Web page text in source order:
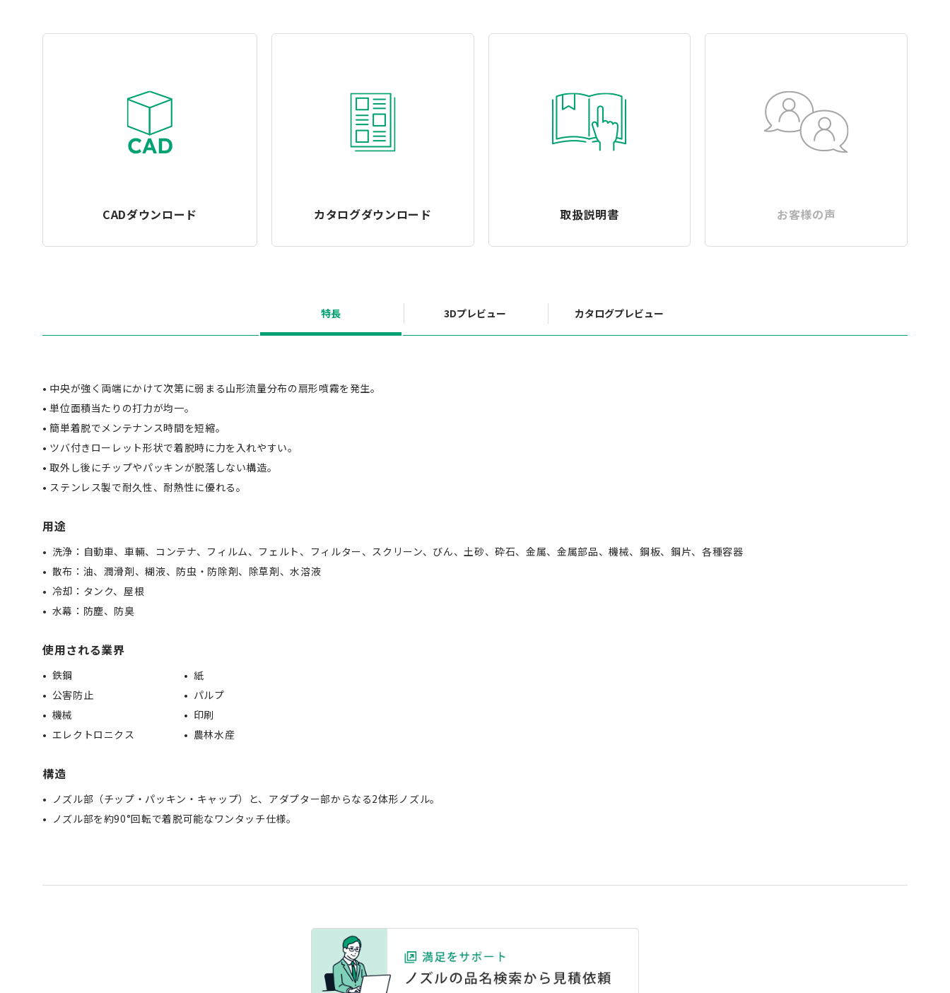
CADダウンロード カタログダウンロード 取扱説明書 お客様の声
特長 3Dプレビュー カタログプレビュー
• 中央が強く両端にかけて次第に弱まる山形流量分布の扇形噴霧を発生。
• 単位面積当たりの打力が均一。
• 簡単着脱でメンテナンス時間を短縮。
• ツバ付きローレット形状で着脱時に力を入れやすい。
• 取外し後にチップやパッキンが脱落しない構造。
• ステンレス製で耐久性、耐熱性に優れる。
用途
洗浄：自動車、車輛、コンテナ、フィルム、フェルト、フィルター、スクリーン、びん、土砂、砕石、金属、金属部品、機械、鋼板、鋼片、各種容器
散布：油、潤滑剤、糊液、防虫・防除剤、除草剤、水溶液
冷却：タンク、屋根
水幕：防塵、防臭
使用される業界
鉄鋼
公害防止
機械
エレクトロニクス
紙
パルプ
印刷
農林水産
構造
ノズル部（チップ・パッキン・キャップ）と、アダプター部からなる2体形ノズル。
ノズル部を約90°回転で着脱可能なワンタッチ仕様。